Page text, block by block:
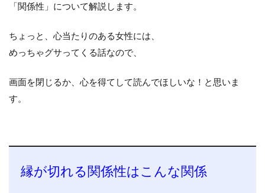
「関係性」について解説します。
ちょっと、心当たりのある女性には、
めっちゃグサってくる話なので、
画面を閉じるか、心を得てして読んでほしいな！と思いま
す。
縁が切れる関係性はこんな関係